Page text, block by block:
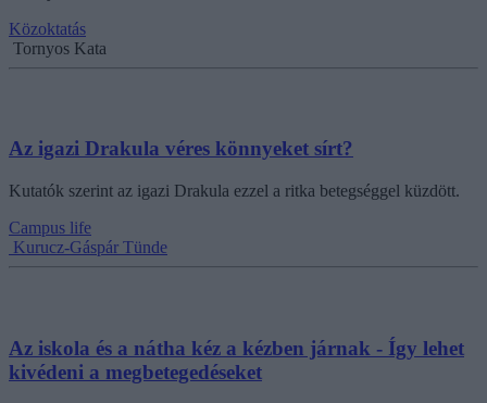
Közoktatás
Tornyos Kata
Az igazi Drakula véres könnyeket sírt?
Kutatók szerint az igazi Drakula ezzel a ritka betegséggel küzdött.
Campus life
Kurucz-Gáspár Tünde
Az iskola és a nátha kéz a kézben járnak - Így lehet
kivédeni a megbetegedéseket